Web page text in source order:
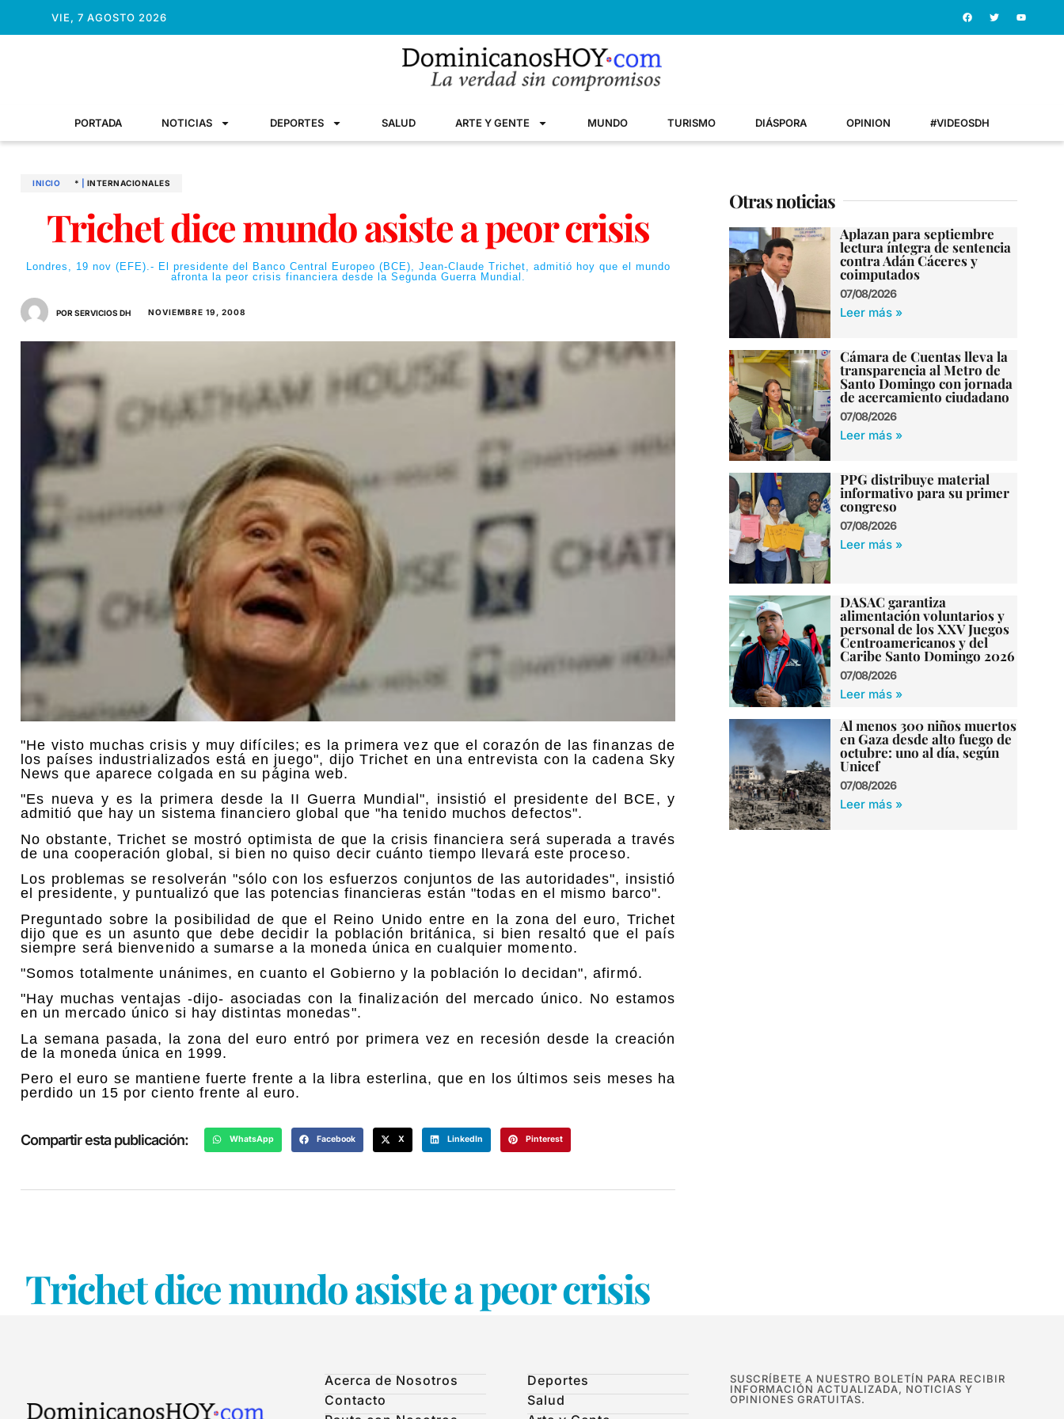
VIE, 7 AGOSTO 2026
PORTADA NOTICIAS DEPORTES SALUD ARTE Y GENTE MUNDO TURISMO DIÁSPORA OPINION #VIDEOSDH
INICIO * INTERNACIONALES
Trichet dice mundo asiste a peor crisis
Londres, 19 nov (EFE).- El presidente del Banco Central Europeo (BCE), Jean-Claude Trichet, admitió hoy que el mundo
afronta la peor crisis financiera desde la Segunda Guerra Mundial.
POR SERVICIOS DH NOVIEMBRE 19, 2008
"He visto muchas crisis y muy difíciles; es la primera vez que el corazón de las finanzas de
los países industrializados está en juego", dijo Trichet en una entrevista con la cadena Sky
News que aparece colgada en su página web.
"Es nueva y es la primera desde la II Guerra Mundial", insistió el presidente del BCE, y
admitió que hay un sistema financiero global que "ha tenido muchos defectos".
No obstante, Trichet se mostró optimista de que la crisis financiera será superada a través
de una cooperación global, si bien no quiso decir cuánto tiempo llevará este proceso.
Los problemas se resolverán "sólo con los esfuerzos conjuntos de las autoridades", insistió
el presidente, y puntualizó que las potencias financieras están "todas en el mismo barco".
Preguntado sobre la posibilidad de que el Reino Unido entre en la zona del euro, Trichet
dijo que es un asunto que debe decidir la población británica, si bien resaltó que el país
siempre será bienvenido a sumarse a la moneda única en cualquier momento.
"Somos totalmente unánimes, en cuanto el Gobierno y la población lo decidan", afirmó.
"Hay muchas ventajas -dijo- asociadas con la finalización del mercado único. No estamos
en un mercado único si hay distintas monedas".
La semana pasada, la zona del euro entró por primera vez en recesión desde la creación
de la moneda única en 1999.
Pero el euro se mantiene fuerte frente a la libra esterlina, que en los últimos seis meses ha
perdido un 15 por ciento frente al euro.
Compartir esta publicación: WhatsApp Facebook X LinkedIn Pinterest
Otras noticias
Aplazan para septiembre
lectura íntegra de sentencia
contra Adán Cáceres y
coimputados
07/08/2026
Leer más »
Cámara de Cuentas lleva la
transparencia al Metro de
Santo Domingo con jornada
de acercamiento ciudadano
07/08/2026
Leer más »
PPG distribuye material
informativo para su primer
congreso
07/08/2026
Leer más »
DASAC garantiza
alimentación voluntarios y
personal de los XXV Juegos
Centroamericanos y del
Caribe Santo Domingo 2026
07/08/2026
Leer más »
Al menos 300 niños muertos
en Gaza desde alto fuego de
octubre: uno al día, según
Unicef
07/08/2026
Leer más »
Trichet dice mundo asiste a peor crisis
Acerca de Nosotros
Contacto
Deportes
Salud
SUSCRÍBETE A NUESTRO BOLETÍN PARA RECIBIR
INFORMACIÓN ACTUALIZADA, NOTICIAS Y
OPINIONES GRATUITAS.